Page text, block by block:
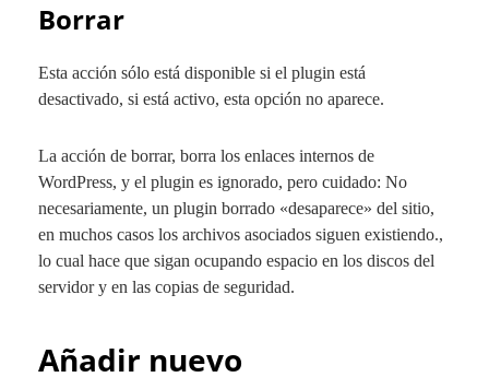
Borrar
Esta acción sólo está disponible si el plugin está
desactivado, si está activo, esta opción no aparece.
La acción de borrar, borra los enlaces internos de
WordPress, y el plugin es ignorado, pero cuidado: No
necesariamente, un plugin borrado «desaparece» del sitio,
en muchos casos los archivos asociados siguen existiendo.,
lo cual hace que sigan ocupando espacio en los discos del
servidor y en las copias de seguridad.
Añadir nuevo